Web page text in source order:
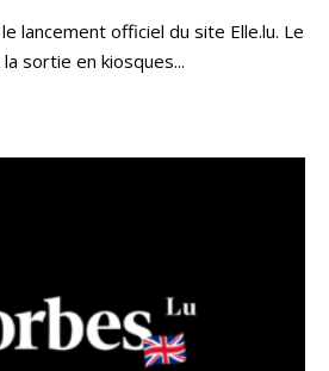
lancement officiel du site Elle.lu. Le
sortie en kiosques...